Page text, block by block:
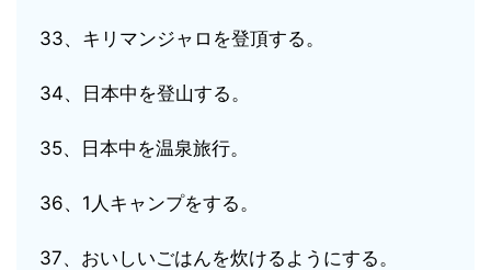
33、キリマンジャロを登頂する。
34、日本中を登山する。
35、日本中を温泉旅行。
36、1人キャンプをする。
37、おいしいごはんを炊けるようにする。